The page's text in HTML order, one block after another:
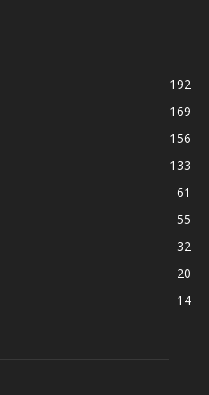
192
169
156
133
61
55
32
20
14